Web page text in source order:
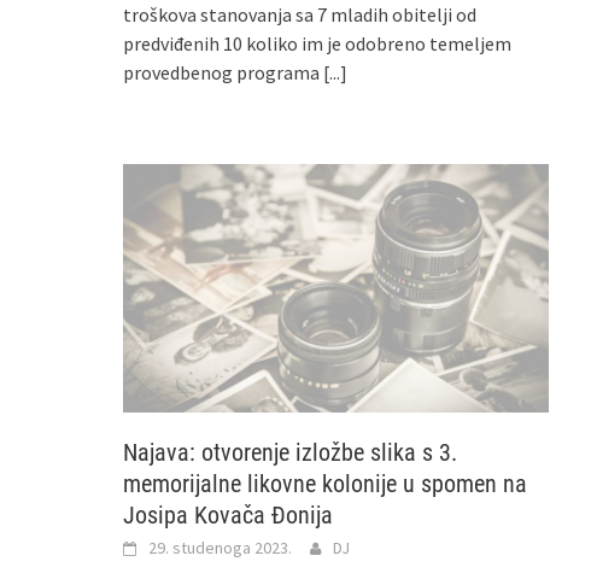
troškova stanovanja sa 7 mladih obitelji od
predviđenih 10 koliko im je odobreno temeljem
provedbenog programa [...]
Najava: otvorenje izložbe slika s 3.
memorijalne likovne kolonije u spomen na
Josipa Kovača Đonija
29. studenoga 2023. DJ